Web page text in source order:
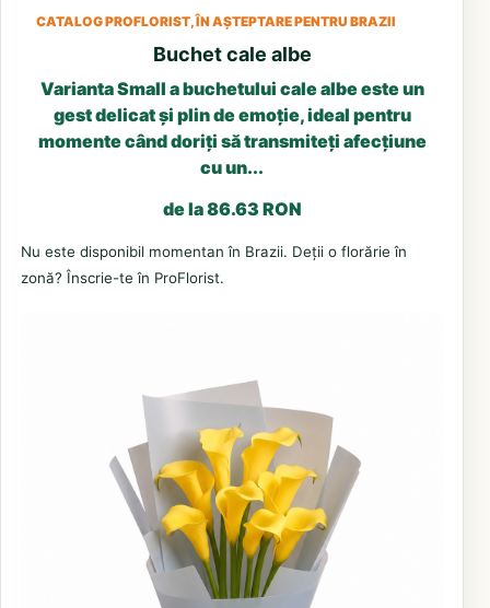
CATALOG PROFLORIST, ÎN AȘTEPTARE PENTRU BRAZII
Buchet cale albe
Varianta Small a buchetului cale albe este un
gest delicat și plin de emoție, ideal pentru
momente când doriți să transmiteți afecțiune
cu un...
de la 86.63 RON
Nu este disponibil momentan în Brazii. Deții o florărie în
zonă? Înscrie-te în ProFlorist.